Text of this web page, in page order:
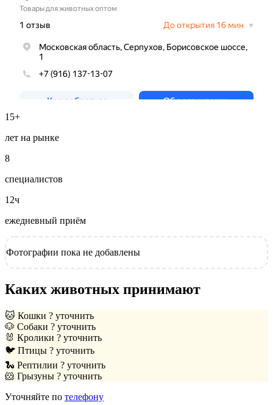
15+
лет на рынке
8
специалистов
12ч
ежедневный приём
Фотографии пока не добавлены
Каких животных принимают
🐱 Кошки ? уточнить
🐶 Собаки ? уточнить
🐰 Кролики ? уточнить
🐦 Птицы ? уточнить
🐍 Рептилии ? уточнить
🐹 Грызуны ? уточнить
Уточняйте по телефону